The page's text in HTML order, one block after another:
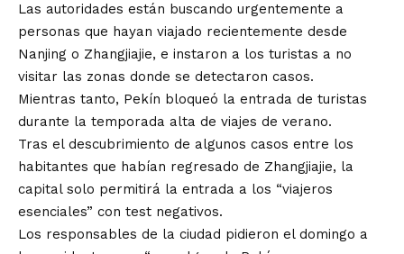
Las autoridades están buscando urgentemente a
personas que hayan viajado recientemente desde
Nanjing o Zhangjiajie, e instaron a los turistas a no
visitar las zonas donde se detectaron casos.
Mientras tanto, Pekín bloqueó la entrada de turistas
durante la temporada alta de viajes de verano.
Tras el descubrimiento de algunos casos entre los
habitantes que habían regresado de Zhangjiajie, la
capital solo permitirá la entrada a los “viajeros
esenciales” con test negativos.
Los responsables de la ciudad pidieron el domingo a